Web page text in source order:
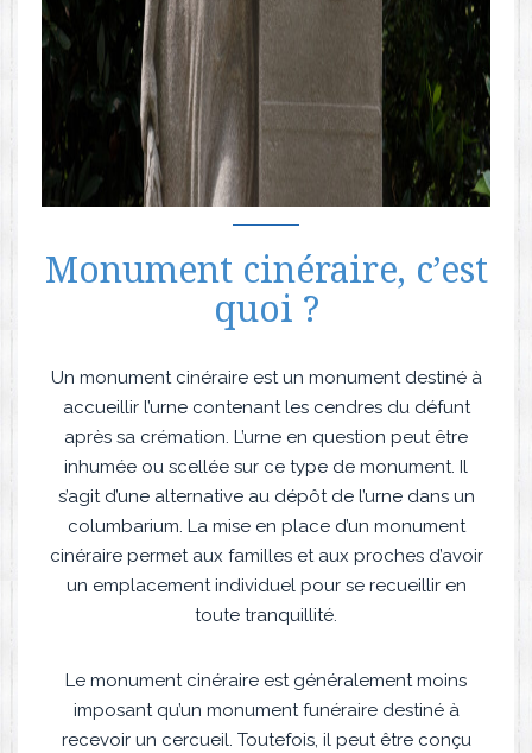
Monument cinéraire, c’est
quoi ?
Un monument cinéraire est un monument destiné à
accueillir l’urne contenant les cendres du défunt
après sa crémation. L’urne en question peut être
inhumée ou scellée sur ce type de monument. Il
s’agit d’une alternative au dépôt de l’urne dans un
columbarium. La mise en place d’un monument
cinéraire permet aux familles et aux proches d’avoir
un emplacement individuel pour se recueillir en
toute tranquillité.
Le monument cinéraire est généralement moins
imposant qu’un monument funéraire destiné à
recevoir un cercueil. Toutefois, il peut être conçu